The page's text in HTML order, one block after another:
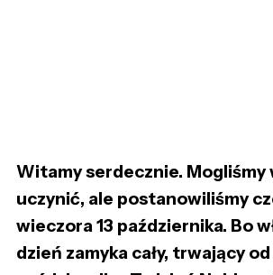
Witamy serdecznie.
uczynić, ale postanowiliśmy
wieczora 13 października. Bo
dzień zamyka cały, trwający